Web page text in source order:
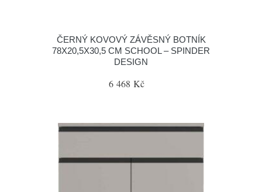
ČERNÝ KOVOVÝ ZÁVĚSNÝ BOTNÍK
78X20,5X30,5 CM SCHOOL – SPINDER
DESIGN
6 468 Kč